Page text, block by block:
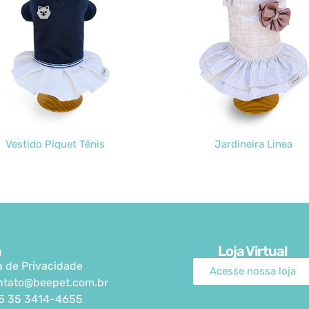
Vestido Piquet Tênis Jardineira Linea
de Privacidade
35 3414-4655
Loja Virtual
Acesse nossa loja